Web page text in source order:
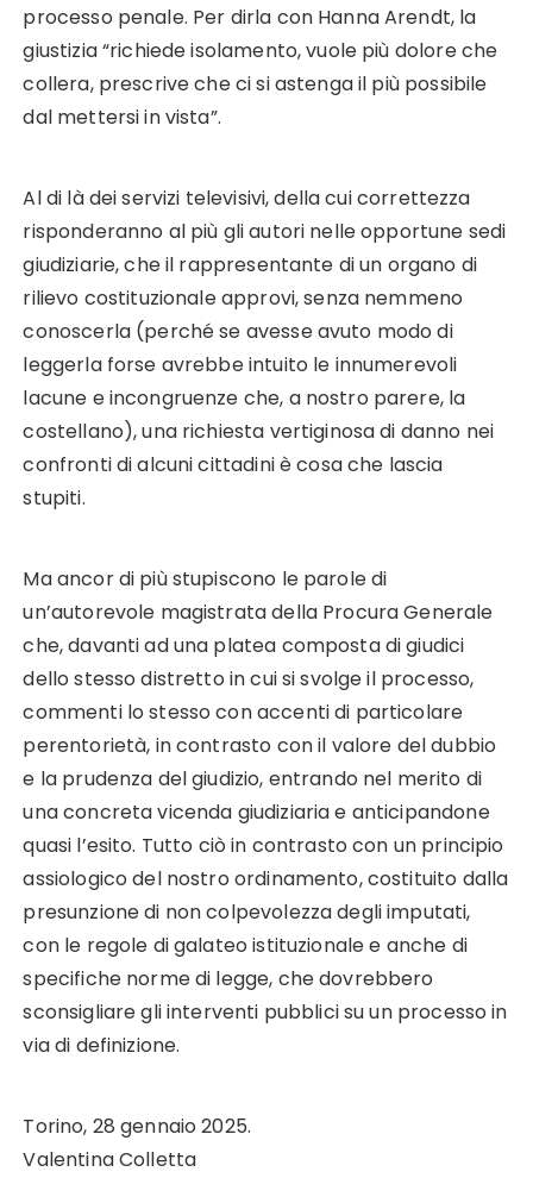
processo penale. Per dirla con Hanna Arendt, la
giustizia “richiede isolamento, vuole più dolore che
collera, prescrive che ci si astenga il più possibile
dal mettersi in vista”.
Al di là dei servizi televisivi, della cui correttezza
risponderanno al più gli autori nelle opportune sedi
giudiziarie, che il rappresentante di un organo di
rilievo costituzionale approvi, senza nemmeno
conoscerla (perché se avesse avuto modo di
leggerla forse avrebbe intuito le innumerevoli
lacune e incongruenze che, a nostro parere, la
costellano), una richiesta vertiginosa di danno nei
confronti di alcuni cittadini è cosa che lascia
stupiti.
Ma ancor di più stupiscono le parole di
un’autorevole magistrata della Procura Generale
che, davanti ad una platea composta di giudici
dello stesso distretto in cui si svolge il processo,
commenti lo stesso con accenti di particolare
perentorietà, in contrasto con il valore del dubbio
e la prudenza del giudizio, entrando nel merito di
una concreta vicenda giudiziaria e anticipandone
quasi l’esito. Tutto ciò in contrasto con un principio
assiologico del nostro ordinamento, costituito dalla
presunzione di non colpevolezza degli imputati,
con le regole di galateo istituzionale e anche di
specifiche norme di legge, che dovrebbero
sconsigliare gli interventi pubblici su un processo in
via di definizione.
Torino, 28 gennaio 2025.
Valentina Colletta